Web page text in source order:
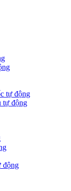
tự động
tự động
động